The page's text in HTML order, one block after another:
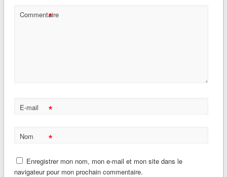
Commentaire
*
E-mail *
Nom *
Enregistrer mon nom, mon e-mail et mon site dans le
navigateur pour mon prochain commentaire.